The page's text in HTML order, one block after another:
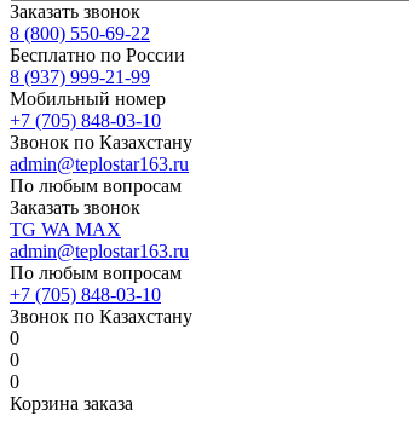
Заказать звонок
8 (800) 550-69-22
Бесплатно по России
8 (937) 999-21-99
Мобильный номер
+7 (705) 848-03-10
Звонок по Казахстану
admin@teplostar163.ru
По любым вопросам
Заказать звонок
TG WA MAX
admin@teplostar163.ru
По любым вопросам
+7 (705) 848-03-10
Звонок по Казахстану
0
0
0
Корзина заказа